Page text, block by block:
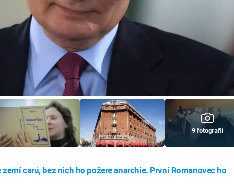
9 fotografií
zemí carů, bez nich ho požere anarchie. První Romanovec ho